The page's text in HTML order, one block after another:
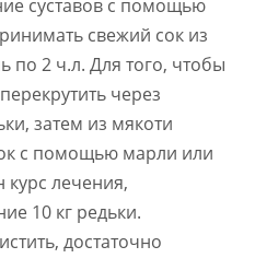
суставов с помощью
свежий сок из
по 2 ч.л. Для того, чтобы
через
затем из мякоти
с помощью марли или
курс лечения,
10 кг редьки.
достаточно